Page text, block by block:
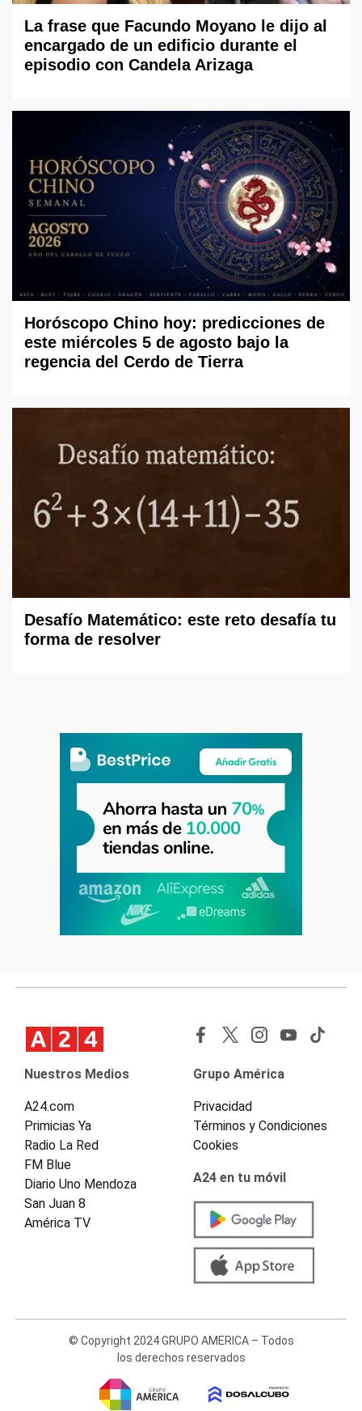
La frase que Facundo Moyano le dijo al
encargado de un edificio durante el
episodio con Candela Arizaga
Horóscopo Chino hoy: predicciones de
este miércoles 5 de agosto bajo la
regencia del Cerdo de Tierra
Desafío Matemático: este reto desafía tu
forma de resolver
Nuestros Medios
A24.com
Primicias Ya
Radio La Red
FM Blue
Diario Uno Mendoza
San Juan 8
América TV
Grupo América
Privacidad
Términos y Condiciones
Cookies
A24 en tu móvil
© Copyright 2024 GRUPO AMERICA – Todos
los derechos reservados